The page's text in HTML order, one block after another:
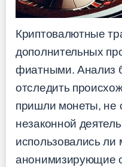
Криптовалютные
дополнительных
фиатными. Анализ
отследить
пришли монеты, не
незаконной
использовались ли
анонимизирующие